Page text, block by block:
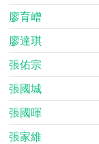
廖育嶒
廖達琪
張佑宗
張國城
張國暉
張家維